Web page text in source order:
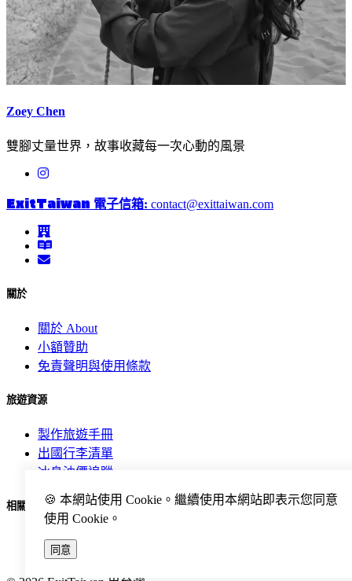
Zoey Chen
雙腳丈量世界，故事收藏每一次心動的風景
ExitTaiwan 電子信箱: contact@exittaiwan.com
關於
關於 About
小額贊助
免責聲明與使用條款
旅遊資源
製作旅遊手冊
出國行李清單
冰島油價追蹤
相關連結
Klook
ExitTaiwan Docs
🍪 本網站使用 Cookie。繼續使用本網站即表示您同意
使用 Cookie。
同意